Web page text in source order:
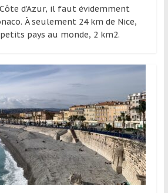
d’Azur, il faut évidemment
À seulement 24 km de Nice,
petits pays au monde, 2 km2.